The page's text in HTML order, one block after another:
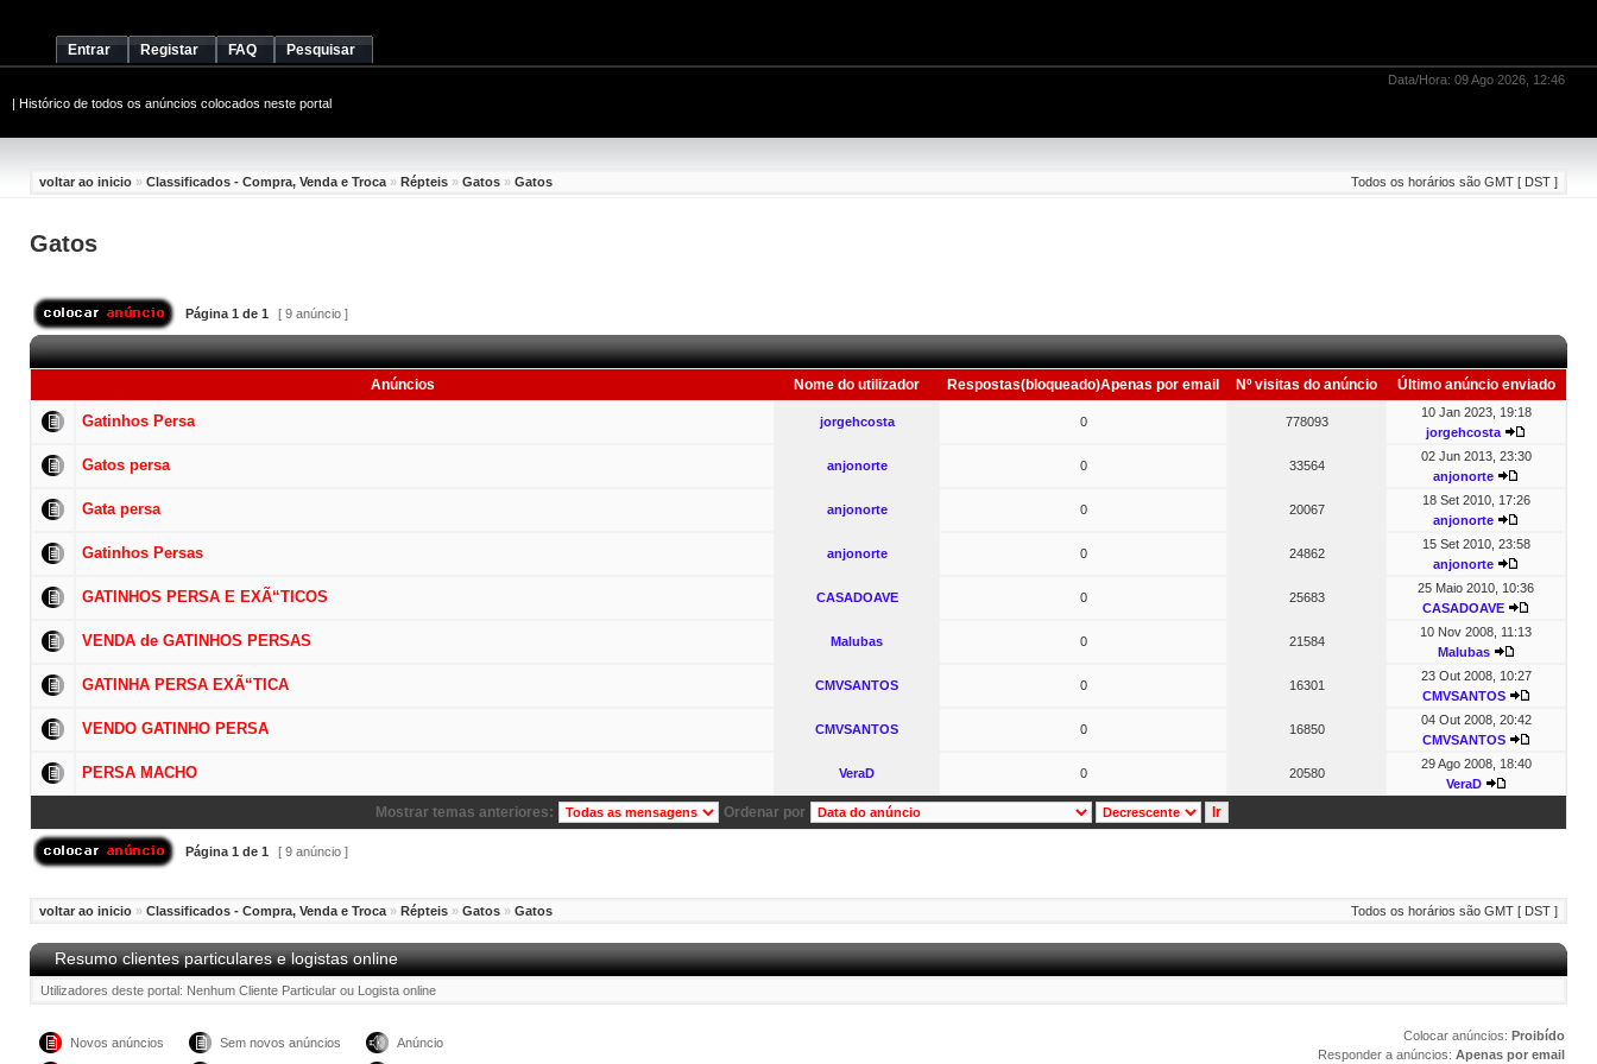
Entrar Registar FAQ Pesquisar
Data/Hora: 09 Ago 2026, 12:46
| Histórico de todos os anúncios colocados neste portal
voltar ao inicio » Classificados - Compra, Venda e Troca » Répteis » Gatos » Gatos Todos os horários são GMT [ DST ]
Gatos
Página 1 de 1 [ 9 anúncio ]
Anúncios Nome do utilizador Respostas(bloqueado)Apenas por email Nº visitas do anúncio Último anúncio enviado
Gatinhos Persa jorgehcosta 0 778093
10 Jan 2023, 19:18
jorgehcosta
Gatos persa anjonorte 0 33564
02 Jun 2013, 23:30
anjonorte
Gata persa anjonorte 0 20067
18 Set 2010, 17:26
anjonorte
Gatinhos Persas anjonorte 0 24862
15 Set 2010, 23:58
anjonorte
GATINHOS PERSA E EXÃ“TICOS CASADOAVE 0 25683
25 Maio 2010, 10:36
CASADOAVE
VENDA de GATINHOS PERSAS Malubas 0 21584
10 Nov 2008, 11:13
Malubas
GATINHA PERSA EXÃ“TICA CMVSANTOS 0 16301
23 Out 2008, 10:27
CMVSANTOS
VENDO GATINHO PERSA CMVSANTOS 0 16850
04 Out 2008, 20:42
CMVSANTOS
PERSA MACHO VeraD 0 20580
29 Ago 2008, 18:40
VeraD
Mostrar temas anteriores: Ordenar por
Página 1 de 1 [ 9 anúncio ]
voltar ao inicio » Classificados - Compra, Venda e Troca » Répteis » Gatos » Gatos Todos os horários são GMT [ DST ]
Resumo clientes particulares e logistas online
Utilizadores deste portal: Nenhum Cliente Particular ou Logista online
Novos anúncios Sem novos anúncios Anúncio Colocar anúncios: Proibído
Responder a anúncios: Apenas por email